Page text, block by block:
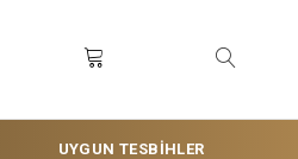
UYGUN TESBİHLER